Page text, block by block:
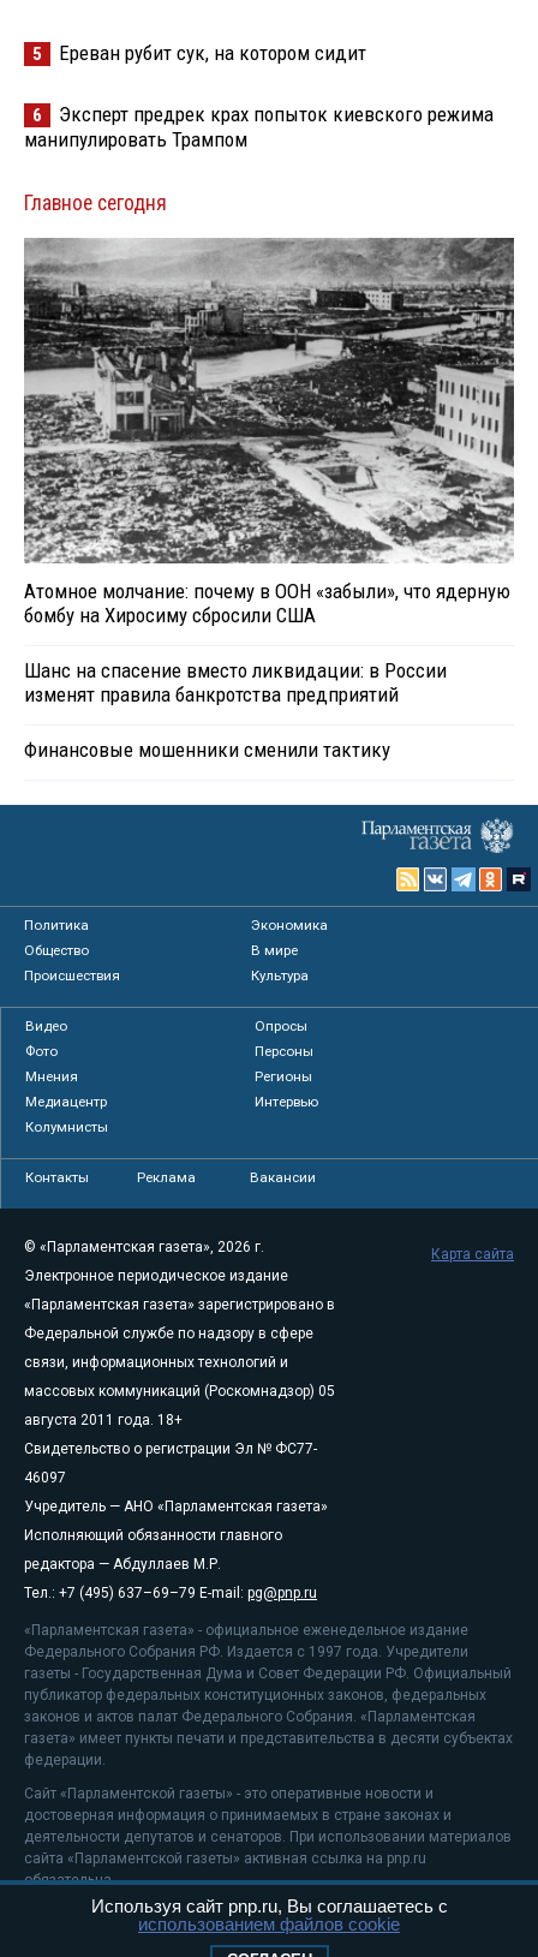
5 Ереван рубит сук, на котором сидит
6
Эксперт предрек крах попыток киевского режима
манипулировать Трампом
Главное сегодня
Атомное молчание: почему в ООН «забыли», что ядерную
бомбу на Хиросиму сбросили США
Шанс на спасение вместо ликвидации: в России
изменят правила банкротства предприятий
Финансовые мошенники сменили тактику
Политика
Экономика
Общество
В мире
Происшествия
Культура
Видео
Опросы
Фото
Персоны
Мнения
Регионы
Медиацентр
Интервью
Колумнисты
Контакты Реклама Вакансии
© «Парламентская газета», 2026 г.
Электронное периодическое издание
«Парламентская газета» зарегистрировано в
Федеральной службе по надзору в сфере
связи, информационных технологий и
массовых коммуникаций (Роскомнадзор) 05
августа 2011 года. 18+
Свидетельство о регистрации Эл № ФС77-
46097
Учредитель — АНО «Парламентская газета»
Исполняющий обязанности главного
редактора — Абдуллаев М.Р.
Тел.: +7 (495) 637–69–79 E-mail: pg@pnp.ru
«Парламентская газета» - официальное еженедельное издание
Федерального Собрания РФ. Издается с 1997 года. Учредители
газеты - Государственная Дума и Совет Федерации РФ. Официальный
публикатор федеральных конституционных законов, федеральных
законов и актов палат Федерального Собрания. «Парламентская
газета» имеет пункты печати и представительства в десяти субъектах
федерации.
Сайт «Парламентской газеты» - это оперативные новости и
достоверная информация о принимаемых в стране законах и
деятельности депутатов и сенаторов. При использовании материалов
сайта «Парламентской газеты» активная ссылка на pnp.ru
обязательна.
На информационном ресурсе применяютсярекомендательные
Карта сайта
Используя сайт pnp.ru, Вы соглашаетесь с
использованием файлов cookie